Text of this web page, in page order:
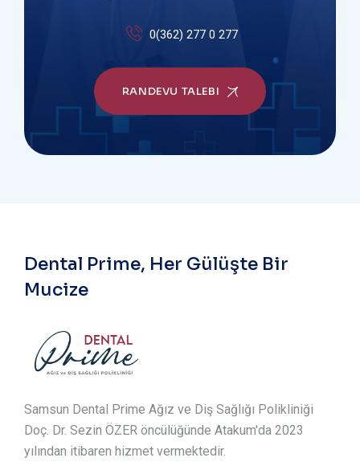
0(362) 277 0 277
RANDEVU TALEBI
Dental Prime, Her Gülüşte Bir
Mucize
Samsun Dental Prime Ağız ve Diş Sağlığı Polikliniği
Doç. Dr. Sezin ÖZER öncülüğünde Atakum'da 2023
yılından itibaren hizmet vermektedir.